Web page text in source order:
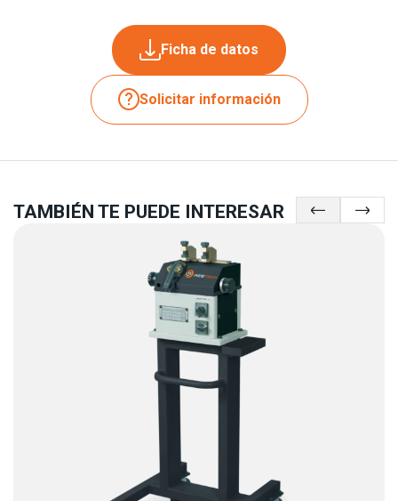
Ficha de datos
Solicitar información
TAMBIÉN TE PUEDE INTERESAR